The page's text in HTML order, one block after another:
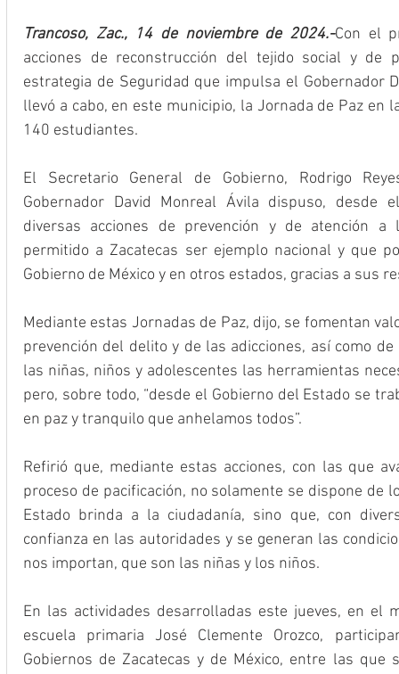
Trancoso, Zac., 14 de noviembre de 2024.-Con el
acciones de reconstrucción del tejido social y de
estrategia de Seguridad que impulsa el Gobernador
llevó a cabo, en este municipio, la Jornada de Paz en
140 estudiantes.
El Secretario General de Gobierno, Rodrigo
Gobernador David Monreal Ávila dispuso, desde
diversas acciones de prevención y de atención
permitido a Zacatecas ser ejemplo nacional y que
Gobierno de México y en otros estados, gracias a sus
Mediante estas Jornadas de Paz, dijo, se fomentan
prevención del delito y de las adicciones, así como
las niñas, niños y adolescentes las herramientas
pero, sobre todo, “desde el Gobierno del Estado se
en paz y tranquilo que anhelamos todos”.
Refirió que, mediante estas acciones, con las que
proceso de pacificación, no solamente se dispone de
Estado brinda a la ciudadanía, sino que, con
confianza en las autoridades y se generan las
nos importan, que son las niñas y los niños.
En las actividades desarrolladas este jueves, en el
escuela primaria José Clemente Orozco,
Gobiernos de Zacatecas y de México, entre las que